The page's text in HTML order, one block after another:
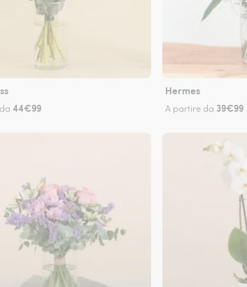
44€99
Hermes
A partire da 39€99